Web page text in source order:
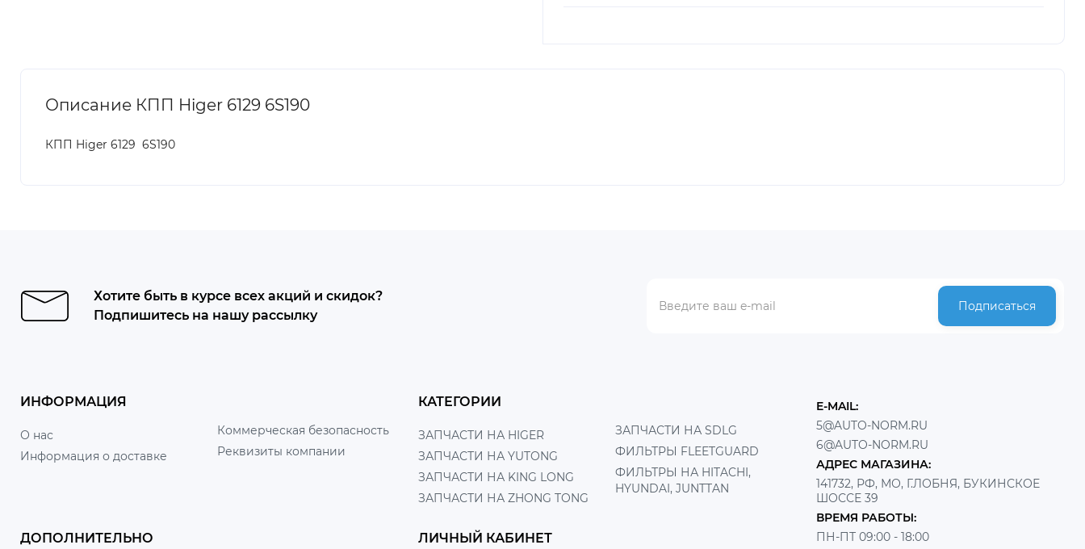
Описание КПП Higer 6129 6S190
КПП Higer 6129 6S190
Хотите быть в курсе всех акций и скидок?
Подпишитесь на нашу рассылку
Подписаться
ИНФОРМАЦИЯ
О нас
Информация о доставке
Коммерческая безопасность
Реквизиты компании
КАТЕГОРИИ
ЗАПЧАСТИ НА HIGER
ЗАПЧАСТИ НА YUTONG
ЗАПЧАСТИ НА KING LONG
ЗАПЧАСТИ НА ZHONG TONG
ЗАПЧАСТИ НА SDLG
ФИЛЬТРЫ FLEETGUARD
ФИЛЬТРЫ НА HITACHI,
HYUNDAI, JUNTTAN
ДОПОЛНИТЕЛЬНО ЛИЧНЫЙ КАБИНЕТ
E-MAIL:
5@AUTO-NORM.RU
6@AUTO-NORM.RU
АДРЕС МАГАЗИНА:
141732, РФ, МО, Г.ЛОБНЯ, БУКИНСКОЕ
ШОССЕ 39
ВРЕМЯ РАБОТЫ:
ПН-ПТ 09:00 - 18:00